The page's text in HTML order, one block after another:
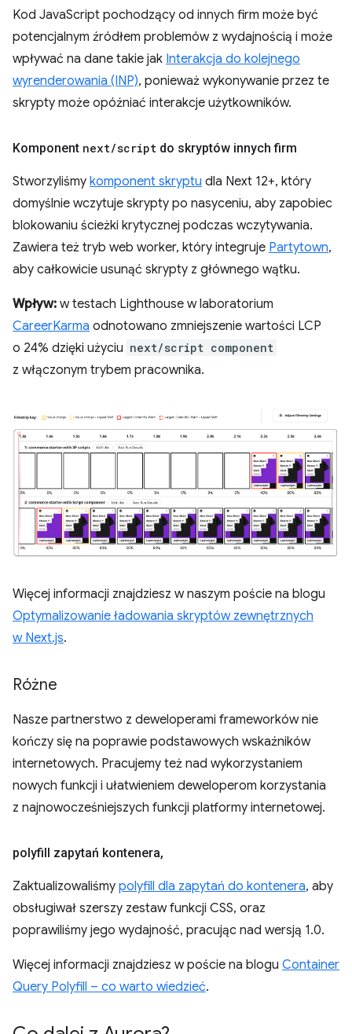
Kod JavaScript pochodzący od innych firm może być
potencjalnym źródłem problemów z wydajnością i może
wpływać na dane takie jak Interakcja do kolejnego
wyrenderowania (INP), ponieważ wykonywanie przez te
skrypty może opóźniać interakcje użytkowników.
Komponent next/script do skryptów innych firm
Stworzyliśmy komponent skryptu dla Next 12+, który
domyślnie wczytuje skrypty po nasyceniu, aby zapobiec
blokowaniu ścieżki krytycznej podczas wczytywania.
Zawiera też tryb web worker, który integruje Partytown,
aby całkowicie usunąć skrypty z głównego wątku.
Wpływ: w testach Lighthouse w laboratorium
CareerKarma odnotowano zmniejszenie wartości LCP
o 24% dzięki użyciu next/script component
z włączonym trybem pracownika.
Więcej informacji znajdziesz w naszym poście na blogu
Optymalizowanie ładowania skryptów zewnętrznych
w Next.js.
Różne
Nasze partnerstwo z deweloperami frameworków nie
kończy się na poprawie podstawowych wskaźników
internetowych. Pracujemy też nad wykorzystaniem
nowych funkcji i ułatwieniem deweloperom korzystania
z najnowocześniejszych funkcji platformy internetowej.
polyfill zapytań kontenera,
Zaktualizowaliśmy polyfill dla zapytań do kontenera, aby
obsługiwał szerszy zestaw funkcji CSS, oraz
poprawiliśmy jego wydajność, pracując nad wersją 1.0.
Więcej informacji znajdziesz w poście na blogu Container
Query Polyfill – co warto wiedzieć.